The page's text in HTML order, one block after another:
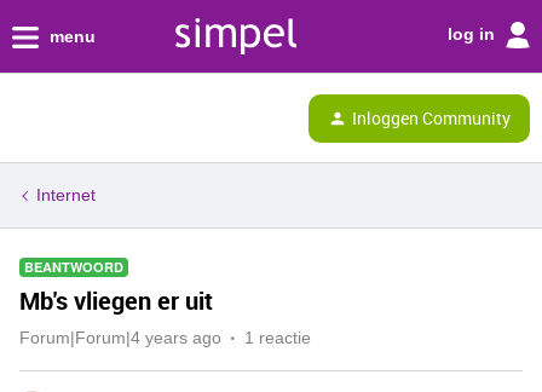
menu log in
Inloggen Community
Internet
BEANTWOORD
Mb's vliegen er uit
Forum|Forum|4 years ago 1 reactie